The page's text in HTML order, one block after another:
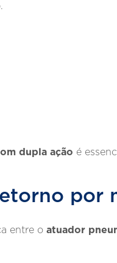
dupla ação é
por
entre oatuador